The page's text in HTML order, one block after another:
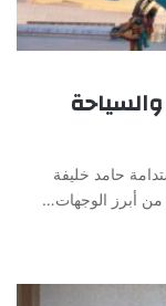
حامد خليفة
من أبرز الوجهات…